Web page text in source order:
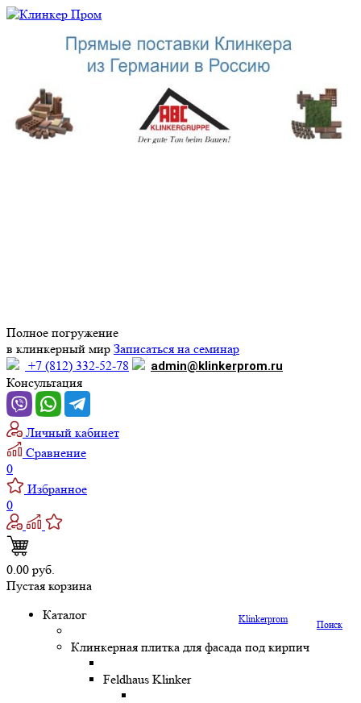
Полное погружение
в клинкерный мир Записаться на семинар
+7 (812) 332-52-78
admin@klinkerprom.ru
Консультация
Личный кабинет
Сравнение
0
Избранное
0
0.00 руб.
Пустая корзина
Поиск
Klinkerprom
Каталог
Клинкерная плитка для фасада под кирпич
Feldhaus Klinker